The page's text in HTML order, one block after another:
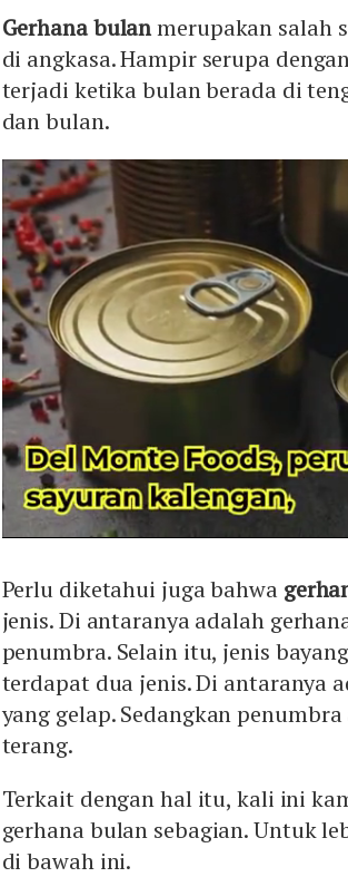
Gerhana bulanmerupakan salah
di angkasa. Hampir serupa
terjadi ketika bulan berada di
dan bulan.
Perlu diketahui juga bahwa
jenis. Di antaranya adalah
penumbra. Selain itu, jenis
terdapat dua jenis. Di antaranya
yang gelap. Sedangkan
terang.
Terkait dengan hal itu, kali ini
gerhana bulan sebagian. Untuk
di bawah ini.